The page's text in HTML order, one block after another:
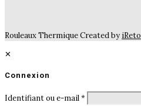
Rouleaux Thermique Created by iReto
✕
Connexion
Identifiant ou e-mail*